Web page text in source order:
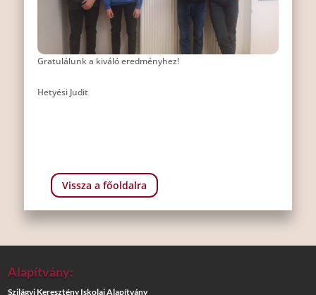
Gratulálunk a kiváló eredményhez!
Hetyési Judit
Vissza a főoldalra
Alapítvány:
Szilágyi Keresztény Iskolai Alapítvány